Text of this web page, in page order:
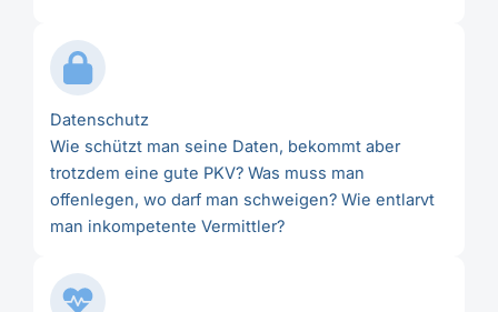
Datenschutz
Wie schützt man seine Daten, bekommt aber
trotzdem eine gute PKV? Was muss man
offenlegen, wo darf man schweigen? Wie entlarvt
man inkompetente Vermittler?